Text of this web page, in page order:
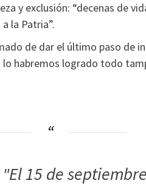
y exclusión: “decenas de
la Patria”.
de dar el último paso de
lo habremos logrado todo
15 de